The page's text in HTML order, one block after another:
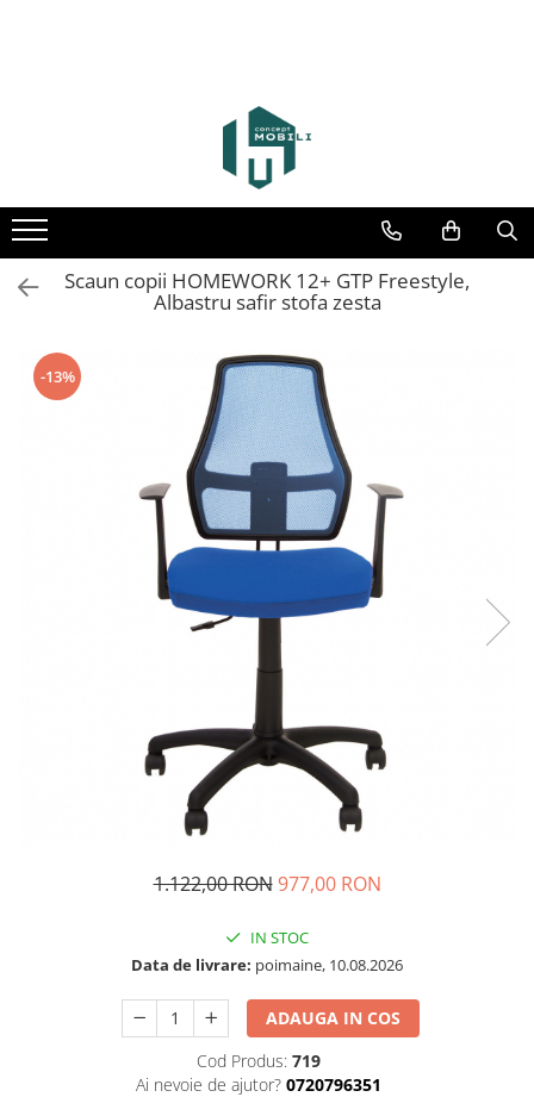
Scaun copii HOMEWORK 12+ GTP Freestyle,
Albastru safir stofa zesta
-13%
1.122,00 RON 977,00 RON
IN STOC
Data de livrare: poimaine, 10.08.2026
ADAUGA IN COS
Cod Produs: 719
Ai nevoie de ajutor? 0720796351